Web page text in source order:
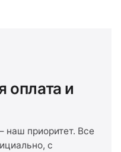
оплата и
наш приоритет. Все
с